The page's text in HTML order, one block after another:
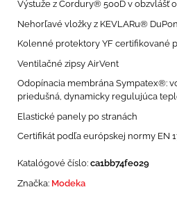
Výstuže z Cordury® 500D v obzvlášť
Nehorľavé vložky z KEVLARu®
Kolenné protektory YF certifikované
Ventilačné zipsy AirVent
Odopínacia membrána Sympatex®:
priedušná, dynamicky regulujúca
Elastické panely po stranách
Certifikát podľa európskej normy EN
Katalógové číslo: ca1bb74fe029
Značka: Modeka